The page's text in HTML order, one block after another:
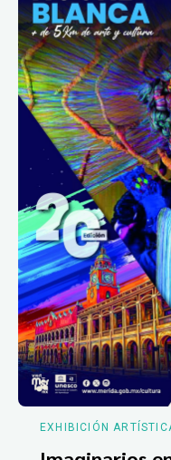
EXHIBICIÓN